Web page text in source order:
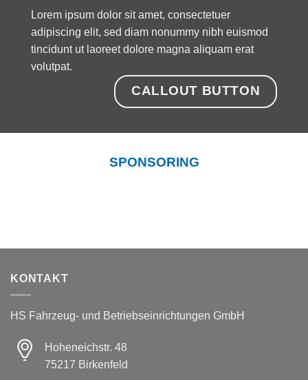
Lorem ipsum dolor sit amet, consectetuer
adipiscing elit, sed diam nonummy nibh euismod
tincidunt ut laoreet dolore magna aliquam erat
volutpat.
CALLOUT BUTTON
SPONSORING
KONTAKT
HS Fahrzeug- und Betriebseinrichtungen GmbH
Hoheneichstr. 48
75217 Birkenfeld